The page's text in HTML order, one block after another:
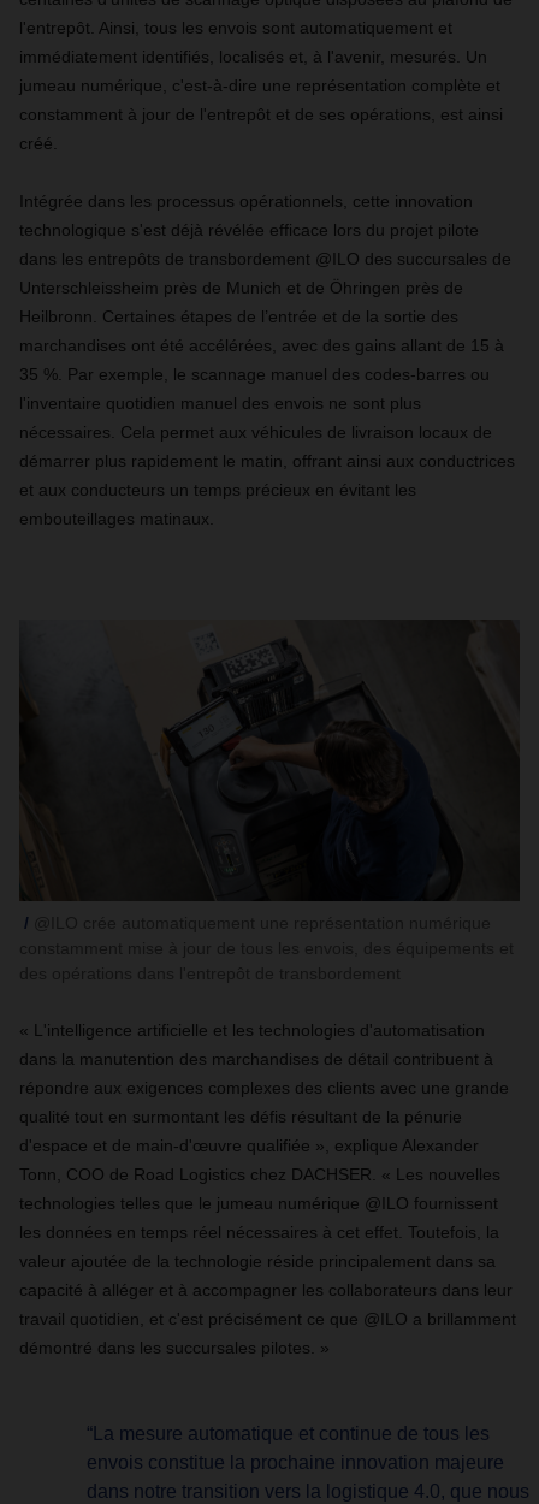
l'entrepôt. Ainsi, tous les envois sont automatiquement et
immédiatement identifiés, localisés et, à l'avenir, mesurés. Un
jumeau numérique, c'est-à-dire une représentation complète et
constamment à jour de l'entrepôt et de ses opérations, est ainsi
créé.
Intégrée dans les processus opérationnels, cette innovation
technologique s'est déjà révélée efficace lors du projet pilote
dans les entrepôts de transbordement @ILO des succursales de
Unterschleissheim près de Munich et de Öhringen près de
Heilbronn. Certaines étapes de l’entrée et de la sortie des
marchandises ont été accélérées, avec des gains allant de 15 à
35 %. Par exemple, le scannage manuel des codes-barres ou
l'inventaire quotidien manuel des envois ne sont plus
nécessaires. Cela permet aux véhicules de livraison locaux de
démarrer plus rapidement le matin, offrant ainsi aux conductrices
et aux conducteurs un temps précieux en évitant les
embouteillages matinaux.
« L'intelligence artificielle et les technologies d'automatisation
dans la manutention des marchandises de détail contribuent à
répondre aux exigences complexes des clients avec une grande
qualité tout en surmontant les défis résultant de la pénurie
d'espace et de main-d'œuvre qualifiée », explique Alexander
Tonn, COO de Road Logistics chez DACHSER. « Les nouvelles
technologies telles que le jumeau numérique @ILO fournissent
les données en temps réel nécessaires à cet effet. Toutefois, la
valeur ajoutée de la technologie réside principalement dans sa
capacité à alléger et à accompagner les collaborateurs dans leur
travail quotidien, et c'est précisément ce que @ILO a brillamment
démontré dans les succursales pilotes. »
“La mesure automatique et continue de tous les
envois constitue la prochaine innovation majeure
dans notre transition vers la logistique 4.0, que nous